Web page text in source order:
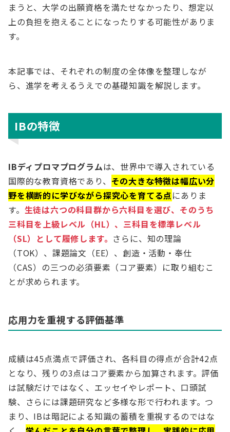
まうと、大学の出願資格を満たせなかったり、想定以
上の負担を抱えることになったりする可能性がありま
す。
本記事では、それぞれの制度の全体像を整理しなが
ら、進学を考えるうえでの基礎知識を解説します。
IBの特徴
IBディプロマプログラムは、世界中で導入されている
国際的な教育資格であり、 その大きな特徴は幅広い分
野を横断的に学びながら探究心を育てる点 にありま
す。 生徒は六つの科目群から六科目を選び、そのうち
三科目を上級レベル（HL）、三科目を標準レベル
（SL）として履修します。 さらに、知の理論
（TOK）、課題論文（EE）、創造・活動・奉仕
（CAS）の三つの必須要素（コア要素）に取り組むこ
とが求められます。
応用力を重視する評価基準
成績は45点満点で評価され、各科目の得点が合計42点
となり、残りの3点はコア要素から加算されます。評価
は試験だけではなく、エッセイやレポート、口頭試
験、さらには課題研究など多様な形で行われます。つ
まり、IBは暗記による知識の蓄積を重視するのではな